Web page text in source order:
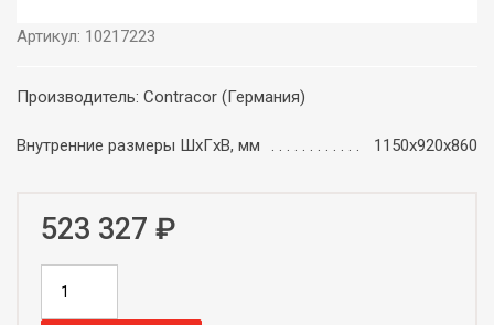
Артикул: 10217223
Производитель: Contracor (Германия)
Внутренние размеры ШxГxВ, мм 1150x920x860
523 327 ₽